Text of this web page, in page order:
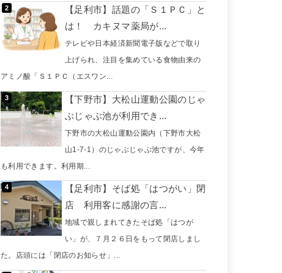
【足利市】話題の「Ｓ１ＰＣ」と
は！ カキヌマ薬局が...
テレビや日本経済新聞電子版などで取り
上げられ、注目を集めている食物由来の
アミノ酸「Ｓ１ＰＣ（エスワン...
【下野市】大松山運動公園のじゃ
ぶじゃぶ池が利用でき...
下野市の大松山運動公園内（下野市大松
山1-7-1）のじゃぶじゃぶ池ですが、今年
も利用できます。利用期...
【足利市】そば処「はつがい」閉
店 利用客に感謝の言...
地域で親しまれてきたそば処「はつが
い」が、７月２６日をもって閉店しまし
た。店頭には「閉店のお知らせ」...